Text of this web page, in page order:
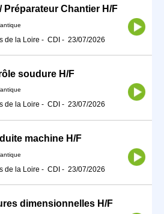
Préparateur Chantier H/F
de la Loire - CDI - 23/07/2026
soudure H/F
de la Loire - CDI - 23/07/2026
machine H/F
de la Loire - CDI - 23/07/2026
dimensionnelles H/F